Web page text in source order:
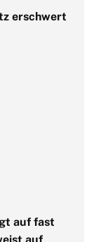
erschwert
auf fast